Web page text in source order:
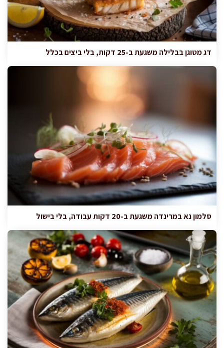
דג מטוגן בבלילה משגעת ב-25 דקות, בלי ביצים בכלל
סלמון נא במרינדה משגעת ב-20 דקות עבודה, בלי בישול